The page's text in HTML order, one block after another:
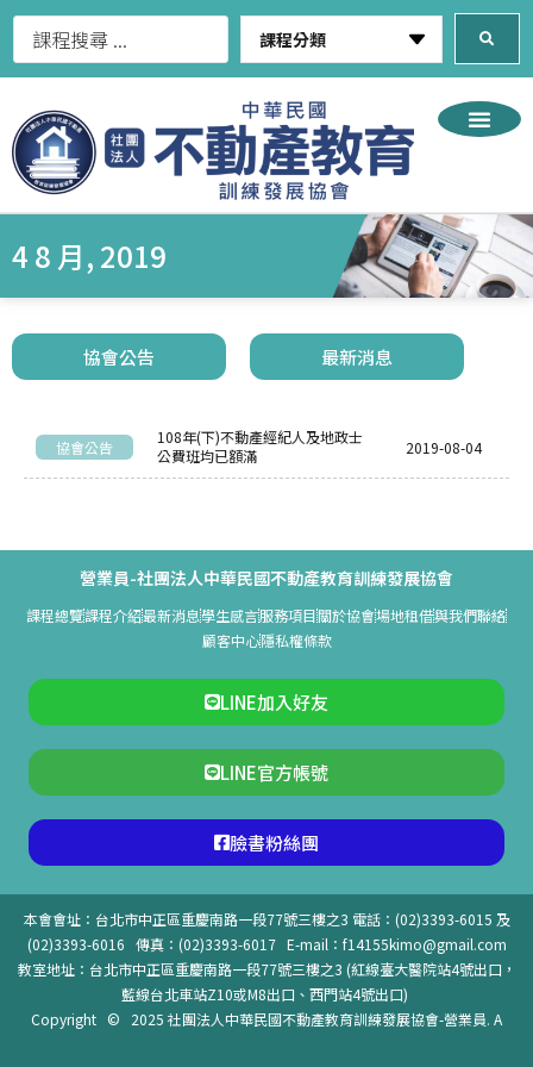
4 8 月, 2019
協會公告 最新消息
協會公告
108年(下)不動產經紀人及地政士
公費班均已額滿
2019-08-04
營業員-社團法人中華民國不動產教育訓練發展協會
課程總覽課程介紹最新消息學生感言服務項目關於協會場地租借與我們聯絡
顧客中心隱私權條款
LINE加入好友
LINE官方帳號
臉書粉絲團
本會會址：台北市中正區重慶南路一段77號三樓之3 電話：(02)3393-6015 及
(02)3393-6016 傳真：(02)3393-6017 E-mail： f14155kimo@gmail.com
教室地址：台北市中正區重慶南路一段77號三樓之3 (紅線臺大醫院站4號出口，
藍線台北車站Z10或M8出口、西門站4號出口)
Copyright © 2025 社團法人中華民國不動產教育訓練發展協會-營業員. A